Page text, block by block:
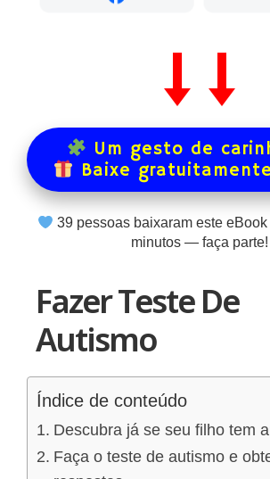
Um gesto de
Baixe
39pessoas baixaram este
minutos — faça parte!
Fazer Teste De
Autismo
Índice de conteúdo
Descubra já se seu filho tem
Faça o teste de autismo e